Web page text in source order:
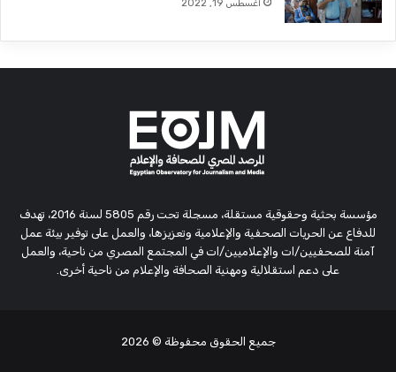
أغسطس 19, 2022
مؤسسة بحثية وحقوقية مستقلة، مسجلة تحت رقم 5805 لسنة 2016، تهدف
للدفاع عن الحريات الصحفية والإعلامية وتعزيزها، والعمل على توفير بيئة عمل
آمنة للصحفيين/ات والإعلاميين/ات في المجتمع المصري من ناحية، والعمل
على دعم استقلالية ومهنية الصحافة والإعلام من ناحية أخرى.
جميع الحقوق محفوظة © 2026